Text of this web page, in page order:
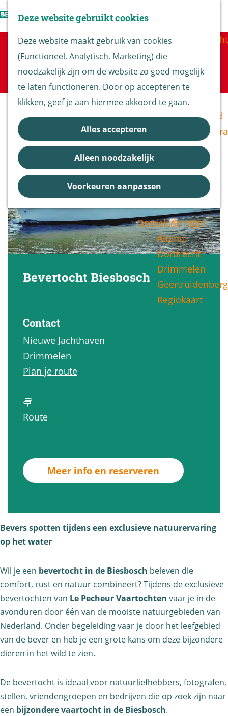
Deze website gebruikt cookies
Deze website maakt gebruik van cookies
(Functioneel, Analytisch, Marketing) die
noodzakelijk zijn om de website zo goed mogelijk
te laten functioneren. Door op accepteren te
klikken, geef je aan hiermee akkoord te gaan.
Alles accepteren
Alleen noodzakelijk
Voorkeuren aanpassen
Z
e
k
e
n
e
n
u
Routes overzicht
De Biesbosch
Nationaal Park
De Biesbosch
Bereikbaarheid
Bezoekerscentra
B&B vol leven
Nieuws &
Updates
Ontdek de regio
Altena
Dordrecht
Drimmelen
Geertruidenberg
Regiokaart
Z
e
n
Sorry, deze activiteit is niet meer
beschikbaar. Bekijk hetactuele aanbod
de beschikbare opties.
Bevertocht Biesbosch
Contact
Nieuwe Jachthaven
Drimmelen
Plan je routen
v
e
o
t
B
i
e
s
b
c
h
Routen
r
B
e
r
o
c
h
t
B
s
b
o
Meer info en reserveren
Bevers spotten tijdens een exclusieve natuurervaring
op het water
Wil je een bevertocht in de Biesbosch beleven die
comfort, rust en natuur combineert? Tijdens de exclusieve
bevertochten van Le Pecheur Vaartochten vaar je in de
avonduren door één van de mooiste natuurgebieden van
Nederland. Onder begeleiding vaar je door het leefgebied
van de bever en heb je een grote kans om deze bijzondere
dieren in het wild te zien.
De bevertocht is ideaal voor natuurliefhebbers, fotografen,
stellen, vriendengroepen en bedrijven die op zoek zijn naar
een bijzondere vaartocht in de Biesbosch.